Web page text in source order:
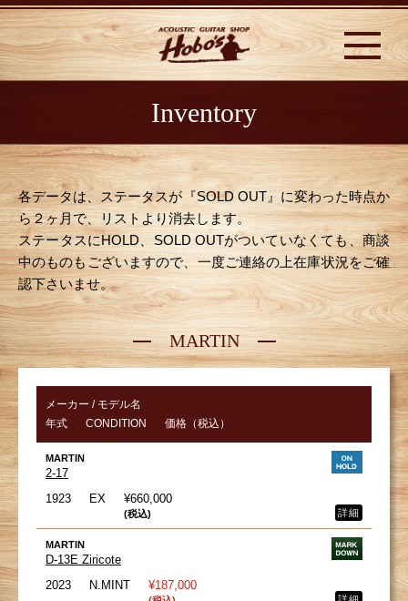
Inventory
各データは、ステータスが『SOLD OUT』に変わった時点か
ら２ヶ月で、リストより消去します。
ステータスにHOLD、SOLD OUTがついていなくても、商談
中のものもございますので、一度ご連絡の上在庫状況をご確
認下さいませ。
MARTIN
メーカー / モデル名
年式
CONDITION 価格（税込）
MARTIN
2-17
1923
EX ¥660,000
(税込) 詳細
MARTIN
D-13E Ziricote
2023
N.MINT ¥187,000